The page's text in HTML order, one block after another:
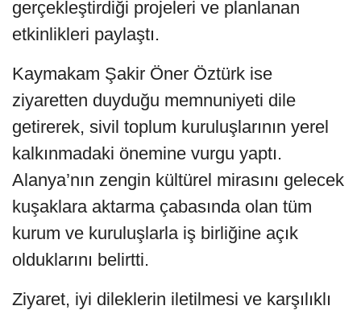
gerçekleştirdiği projeleri ve planlanan
etkinlikleri paylaştı.
Kaymakam Şakir Öner Öztürk ise
ziyaretten duyduğu memnuniyeti dile
getirerek, sivil toplum kuruluşlarının yerel
kalkınmadaki önemine vurgu yaptı.
Alanya’nın zengin kültürel mirasını gelecek
kuşaklara aktarma çabasında olan tüm
kurum ve kuruluşlarla iş birliğine açık
olduklarını belirtti.
Ziyaret, iyi dileklerin iletilmesi ve karşılıklı